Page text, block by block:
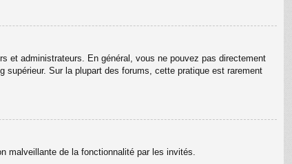
et administrateurs. En général, vous ne pouvez pas directement
supérieur. Sur la plupart des forums, cette pratique est rarement
malveillante de la fonctionnalité par les invités.